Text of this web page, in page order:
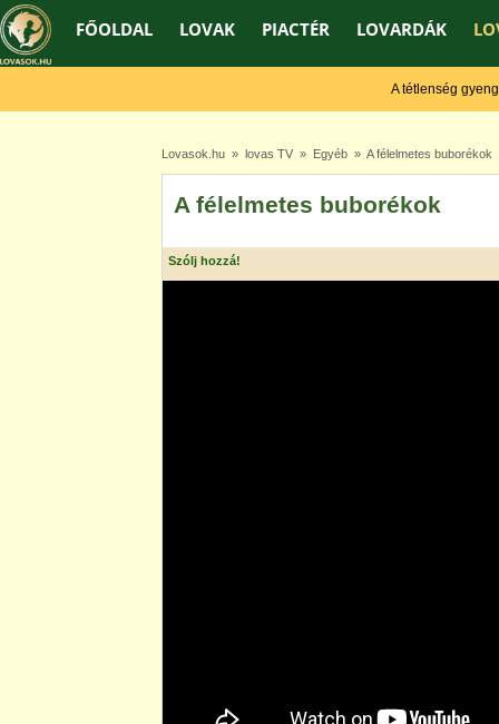
FŐOLDAL LOVAK PIACTÉR LOVARDÁK
A tétlenség
Lovasok.hu» lovas TV» Egyéb» A félelmetes buborékok
A félelmetes buborékok
Szólj hozzá!